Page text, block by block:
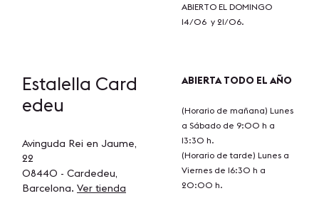
ABIERTO EL DOMINGO
14/06 y 21/06.
Estalella Card
edeu
Avinguda Rei en Jaume,
22
08440 - Cardedeu,
Barcelona. Ver tienda
ABIERTA TODO EL AÑO
(Horario de mañana) Lunes
a Sábado de 9:00 h a
13:30 h.
(Horario de tarde) Lunes a
Viernes de 16:30 h a
20:00 h.